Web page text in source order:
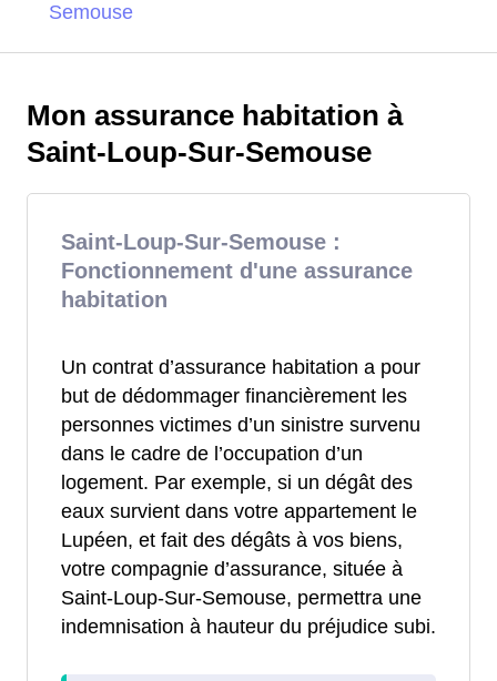
Semouse
Mon assurance habitation à
Saint-Loup-Sur-Semouse
Saint-Loup-Sur-Semouse :
Fonctionnement d'une assurance
habitation
Un contrat d’assurance habitation a pour
but de dédommager financièrement les
personnes victimes d’un sinistre survenu
dans le cadre de l’occupation d’un
logement. Par exemple, si un dégât des
eaux survient dans votre appartement le
Lupéen, et fait des dégâts à vos biens,
votre compagnie d’assurance, située à
Saint-Loup-Sur-Semouse, permettra une
indemnisation à hauteur du préjudice subi.